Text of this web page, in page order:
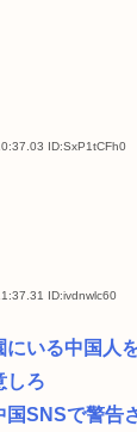
ID:SxP1tCFh0
ID:ivdnwlc60
にいる中国人
しろ
国SNSで警告